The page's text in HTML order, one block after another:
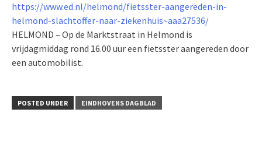
https://www.ed.nl/helmond/fietsster-aangereden-in-
helmond-slachtoffer-naar-ziekenhuis~aaa27536/
HELMOND – Op de Marktstraat in Helmond is
vrijdagmiddag rond 16.00 uur een fietsster aangereden door
een automobilist.
POSTED UNDER EINDHOVENS DAGBLAD